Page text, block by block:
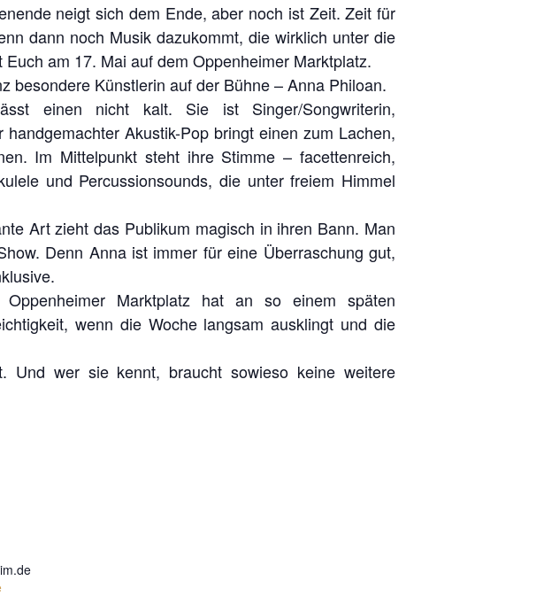
neigt sich dem Ende, aber noch ist Zeit. Zeit für
dann noch Musik dazukommt, die wirklich unter die
am 17. Mai auf dem Oppenheimer Marktplatz.
besondere Künstlerin auf der Bühne – Anna Philoan.
einen nicht kalt. Sie ist Singer/Songwriterin,
Akustik-Pop bringt einen zum Lachen,
Im Mittelpunkt steht ihre Stimme – facettenreich,
und Percussionsounds, die unter freiem Himmel
Art zieht das Publikum magisch in ihren Bann. Man
Denn Anna ist immer für eine Überraschung gut,
Marktplatz hat an so einem späten
wenn die Woche langsam ausklingt und die
Und wer sie kennt, braucht sowieso keine weitere